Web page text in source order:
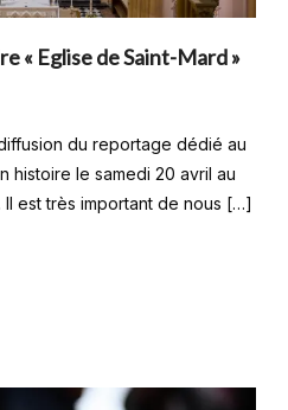
« Eglise de Saint-Mard »
du reportage dédié au
histoire le samedi 20 avril au
Il est très important de nous […]